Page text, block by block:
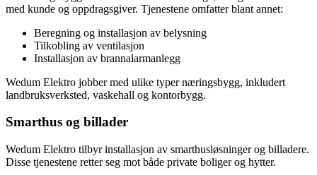
med kunde og oppdragsgiver. Tjenestene omfatter blant annet:
Beregning og installasjon av belysning
Tilkobling av ventilasjon
Installasjon av brannalarmanlegg
Wedum Elektro jobber med ulike typer næringsbygg, inkludert
landbruksverksted, vaskehall og kontorbygg.
Smarthus og billader
Wedum Elektro tilbyr installasjon av smarthusløsninger og billadere.
Disse tjenestene retter seg mot både private boliger og hytter.